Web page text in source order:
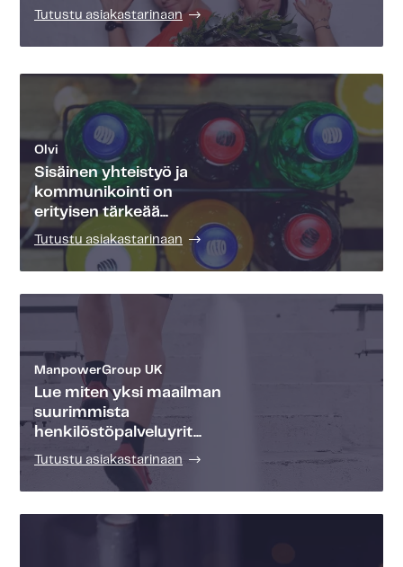
Tutustu asiakastarinaan
Olvi
Sisäinen yhteistyö ja
kommunikointi on
erityisen tärkeää...
Tutustu asiakastarinaan
ManpowerGroup UK
Lue miten yksi maailman
suurimmista
henkilöstöpalveluyrit...
Tutustu asiakastarinaan